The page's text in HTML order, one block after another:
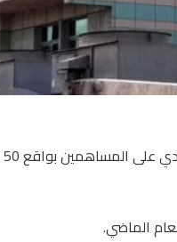
الماضي.